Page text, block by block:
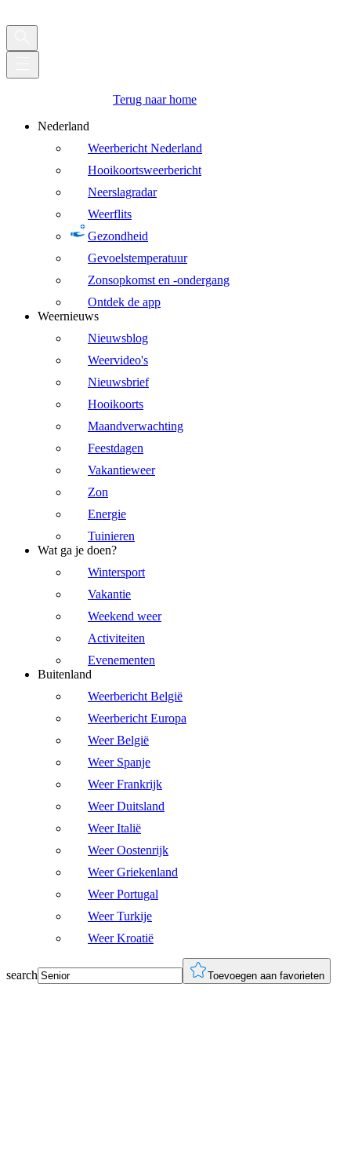
Terug naar home
Nederland
Weerbericht Nederland
Hooikoortsweerbericht
Neerslagradar
Weerflits
Gezondheid
Gevoelstemperatuur
Zonsopkomst en -ondergang
Ontdek de app
Weernieuws
Nieuwsblog
Weervideo's
Nieuwsbrief
Hooikoorts
Maandverwachting
Feestdagen
Vakantieweer
Zon
Energie
Tuinieren
Wat ga je doen?
Wintersport
Vakantie
Weekend weer
Activiteiten
Evenementen
Buitenland
Weerbericht België
Weerbericht Europa
Weer België
Weer Spanje
Weer Frankrijk
Weer Duitsland
Weer Italië
Weer Oostenrijk
Weer Griekenland
Weer Portugal
Weer Turkije
Weer Kroatië
search Toevoegen aan favorieten